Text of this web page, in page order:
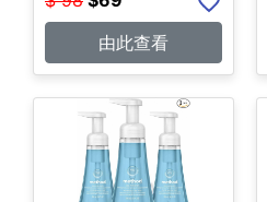
由此查看